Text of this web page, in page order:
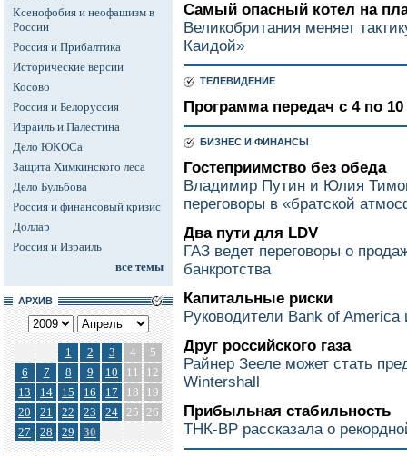
Ксенофобия и неофашизм в
России
Россия и Прибалтика
Исторические версии
Косово
Россия и Белоруссия
Израиль и Палестина
Дело ЮКОСа
Защита Химкинского леса
Дело Бульбова
Россия и финансовый кризис
Доллар
Россия и Израиль
все темы
АРХИВ
1 2 3 4
5
6
7 8 9 10 11
12
13
14 15 16 17 18
19
20
21 22 23 24 25 26
27
28 29 30
Самый опасный котел на
Великобритания меняет
Каидой»
ТЕЛЕВИДЕНИЕ
Программа передач с 4 по 10
БИЗНЕС И ФИНАНСЫ
Гостеприимство без обеда
Владимир Путин и Юлия
переговоры в «братской
Два пути для LDV
ГАЗ ведет переговоры о
банкротства
Капитальные риски
Руководители Bank of America
Друг российского газа
Райнер Зееле может стать
Wintershall
Прибыльная стабильность
ТНК-ВР рассказала о